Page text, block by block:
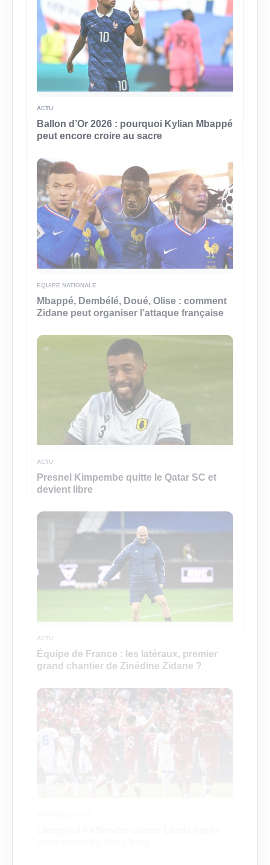
ACTU
Ballon d’Or 2026 : pourquoi Kylian Mbappé
peut encore croire au sacre
EQUIPE NATIONALE
Mbappé, Dembélé, Doué, Olise : comment
Zidane peut organiser l’attaque française
ACTU
Presnel Kimpembe quitte le Qatar SC et
devient libre
ACTU
Équipe de France : les latéraux, premier
grand chantier de Zinédine Zidane ?